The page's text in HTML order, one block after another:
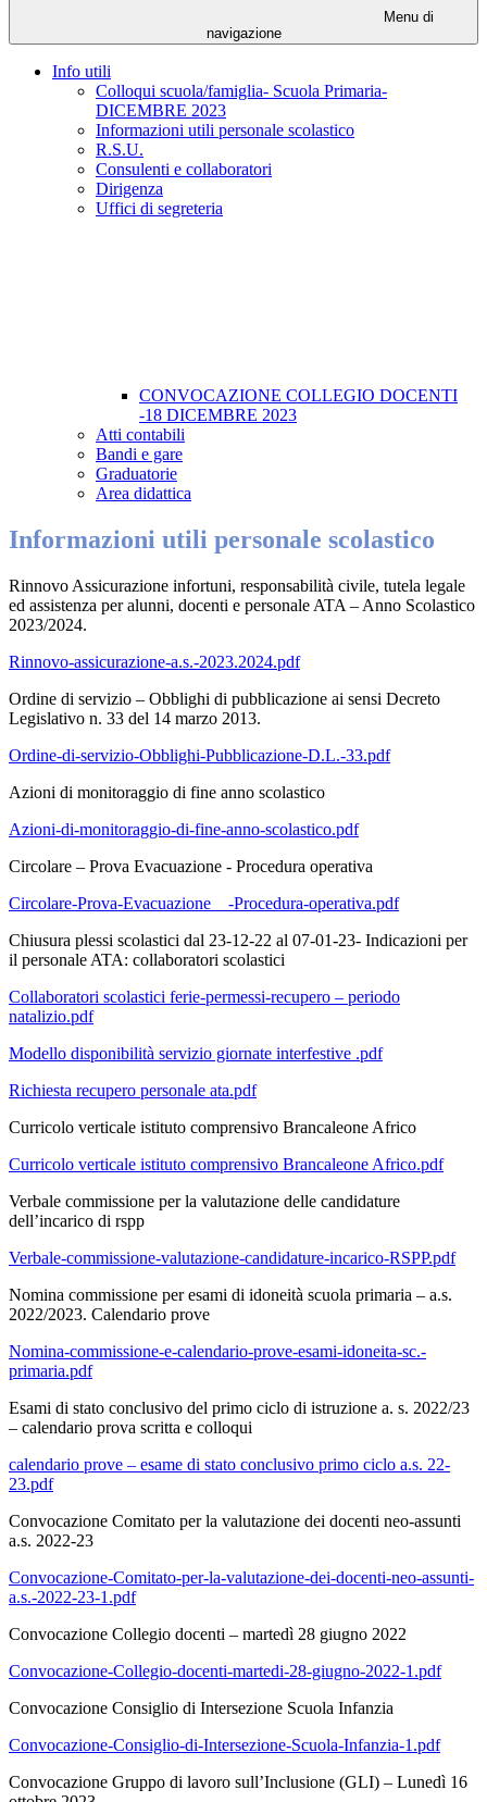
Menu di
navigazione
Info utili
Colloqui scuola/famiglia- Scuola Primaria-
DICEMBRE 2023
Informazioni utili personale scolastico
R.S.U.
Consulenti e collaboratori
Dirigenza
Uffici di segreteria
CONVOCAZIONE COLLEGIO DOCENTI
-18 DICEMBRE 2023
Atti contabili
Bandi e gare
Graduatorie
Area didattica
Informazioni utili personale scolastico
Rinnovo Assicurazione infortuni, responsabilità civile, tutela legale
ed assistenza per alunni, docenti e personale ATA – Anno Scolastico
2023/2024.
Rinnovo-assicurazione-a.s.-2023.2024.pdf
Ordine di servizio – Obblighi di pubblicazione ai sensi Decreto
Legislativo n. 33 del 14 marzo 2013.
Ordine-di-servizio-Obblighi-Pubblicazione-D.L.-33.pdf
Azioni di monitoraggio di fine anno scolastico
Azioni-di-monitoraggio-di-fine-anno-scolastico.pdf
Circolare – Prova Evacuazione - Procedura operativa
Circolare-Prova-Evacuazione__-Procedura-operativa.pdf
Chiusura plessi scolastici dal 23-12-22 al 07-01-23- Indicazioni per
il personale ATA: collaboratori scolastici
Collaboratori scolastici ferie-permessi-recupero – periodo
natalizio.pdf
Modello disponibilità servizio giornate interfestive .pdf
Richiesta recupero personale ata.pdf
Curricolo verticale istituto comprensivo Brancaleone Africo
Curricolo verticale istituto comprensivo Brancaleone Africo.pdf
Verbale commissione per la valutazione delle candidature
dell’incarico di rspp
Verbale-commissione-valutazione-candidature-incarico-RSPP.pdf
Nomina commissione per esami di idoneità scuola primaria – a.s.
2022/2023. Calendario prove
Nomina-commissione-e-calendario-prove-esami-idoneita-sc.-
primaria.pdf
Esami di stato conclusivo del primo ciclo di istruzione a. s. 2022/23
– calendario prova scritta e colloqui
calendario prove – esame di stato conclusivo primo ciclo a.s. 22-
23.pdf
Convocazione Comitato per la valutazione dei docenti neo-assunti
a.s. 2022-23
Convocazione-Comitato-per-la-valutazione-dei-docenti-neo-assunti-
a.s.-2022-23-1.pdf
Convocazione Collegio docenti – martedì 28 giugno 2022
Convocazione-Collegio-docenti-martedi-28-giugno-2022-1.pdf
Convocazione Consiglio di Intersezione Scuola Infanzia
Convocazione-Consiglio-di-Intersezione-Scuola-Infanzia-1.pdf
Convocazione Gruppo di lavoro sull’Inclusione (GLI) – Lunedì 16